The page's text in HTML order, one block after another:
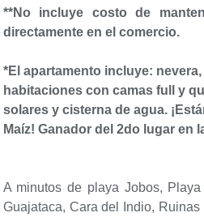
**No incluye costo de
directamente en el comercio.
*El apartamento incluye:
habitaciones con camas full y
solares y cisterna de agua.
Maíz! Ganador del 2do lugar en
A minutos de playa Jobos,
Guajataca, Cara del Indio,